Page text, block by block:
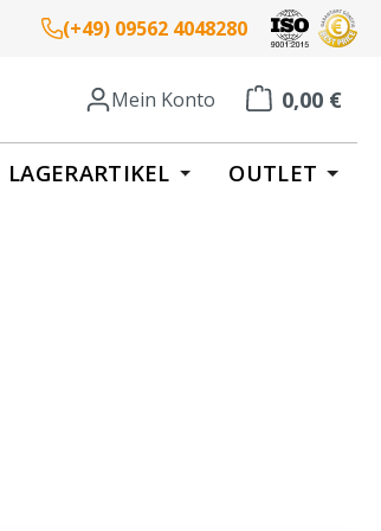
(+49) 09562 4048280
Mein Konto 0,00 €
Warenkorb
LAGERARTIKEL OUTLET